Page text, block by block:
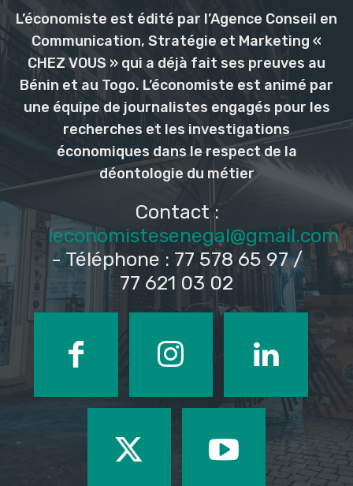
L’économiste est édité par l’Agence Conseil en
Communication, Stratégie et Marketing «
CHEZ VOUS » qui a déjà fait ses preuves au
Bénin et au Togo. L’économiste est animé par
une équipe de journalistes engagés pour les
recherches et les investigations
économiques dans le respect de la
déontologie du métier
Contact :
leconomistesenegal@gmail.com
- Téléphone : 77 578 65 97 /
77 621 03 02